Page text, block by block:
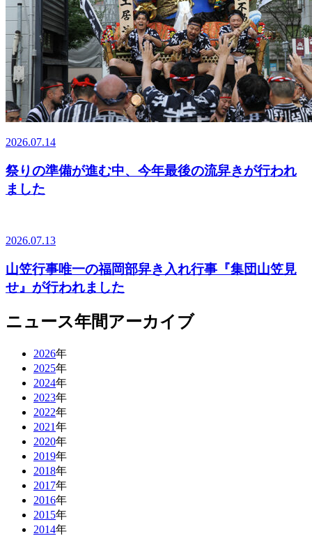
2026.07.14
祭りの準備が進む中、今年最後の流舁きが行われ
ました
2026.07.13
山笠行事唯一の福岡部舁き入れ行事『集団山笠見
せ』が行われました
ニュース年間アーカイブ
2026年
2025年
2024年
2023年
2022年
2021年
2020年
2019年
2018年
2017年
2016年
2015年
2014年